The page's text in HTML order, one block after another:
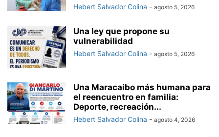
Hebert Salvador Colina - agosto 5, 2026
Una ley que propone su
vulnerabilidad
Hebert Salvador Colina - agosto 5, 2026
Una Maracaibo más humana para
el reencuentro en familia:
Deporte, recreación...
Hebert Salvador Colina - agosto 4, 2026